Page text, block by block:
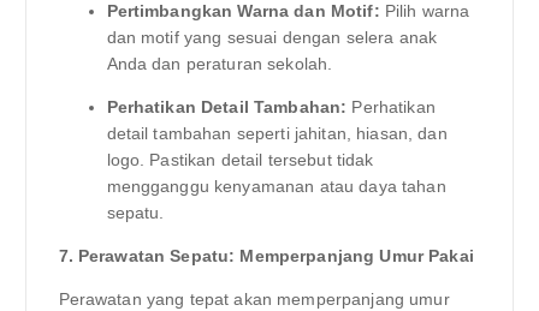
Pertimbangkan Warna dan Motif: Pilih warna
dan motif yang sesuai dengan selera anak
Anda dan peraturan sekolah.
Perhatikan Detail Tambahan: Perhatikan
detail tambahan seperti jahitan, hiasan, dan
logo. Pastikan detail tersebut tidak
mengganggu kenyamanan atau daya tahan
sepatu.
7. Perawatan Sepatu: Memperpanjang Umur Pakai
Perawatan yang tepat akan memperpanjang umur